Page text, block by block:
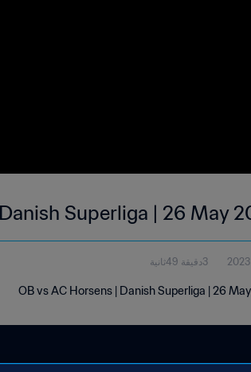
Superliga | 26 May
3دقيقة 49ثانية
OB vs AC Horsens | Danish Superliga | 26